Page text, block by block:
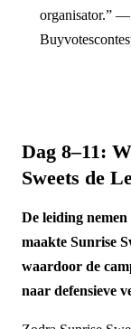
organisator.”
Dag 8–11:
Sweets de
De leiding
maakte Sunrise
waardoor de
naar defensieve